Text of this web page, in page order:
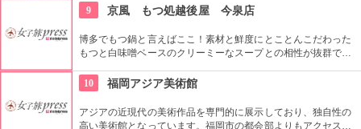
ジアやヨーロッパの民族衣装や雑貨に触れ合うことができ、ま
るで異国の地にいるかのような気分を体験できます
9 京風 もつ処越後屋 今泉店
博多でもつ鍋と言えばここ！素材と鮮度にとことんこだわった
もつと白味噌ベースのクリーミーなスープとの相性が抜群で
勧め！
10 福岡アジア美術館
アジアの近現代の美術作品を専門的に展示しており、独自性の
高い美術館となっています。福岡市の都会部よりもアクセスし